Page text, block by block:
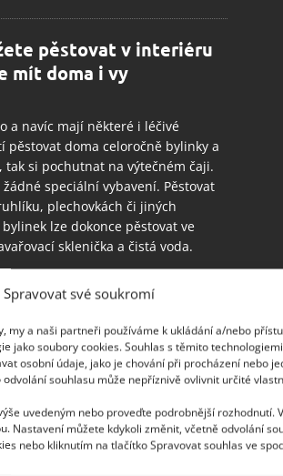
Spravovat své soukromí
my a naši partneři používáme k ukládání a/nebo
jako soubory cookies. Souhlas s těmito
osobní údaje, jako je chování při procházení nebo
souhlasu může nepříznivě ovlivnit určité
uvedeným nebo proveďte podrobnější rozhodnutí.
Nastavení můžete kdykoli změnit, včetně odvolání
nebo kliknutím na tlačítko Spravovat souhlas ve
pěstovat v interiéru
mít doma i vy
a navíc mají některé i léčivé
pěstovat doma celoročně bylinky a
si pochutnat na výtečném čaji.
speciální vybavení. Pěstovat
plechovkách či jiných
lze dokonce pěstovat ve
sklenička a čistá voda.
místem, kde se
Jak vybrat ten správný
jídelního stolu? Pak se vám
tipy, jak vybrat ten správný.
dobré předem promyslet několik